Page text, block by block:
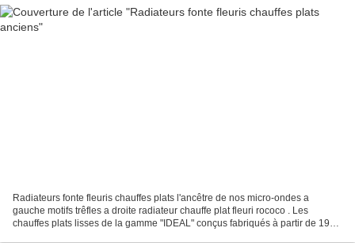
Radiateurs fonte fleuris chauffes plats l'ancêtre de nos micro-ondes a
gauche motifs trêfles a droite radiateur chauffe plat fleuri rococo . Les
chauffes plats lisses de la gamme "IDEAL" conçus fabriqués à partir de 1909